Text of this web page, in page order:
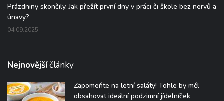
Prázdniny skončily. Jak přežít první dny v práci či škole bez nervů a
únavy?
04.09.2025
Nejnovějšíčlánky
Zapomeňte na letní saláty! Tohle by měl
obsahovat ideální podzimní jídelníček